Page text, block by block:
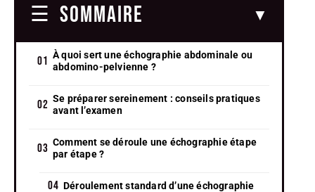
SOMMAIRE
À quoi sert une échographie abdominale ou
abdomino-pelvienne ?
Se préparer sereinement : conseils pratiques
avant l’examen
Comment se déroule une échographie étape
par étape ?
Déroulement standard d’une échographie